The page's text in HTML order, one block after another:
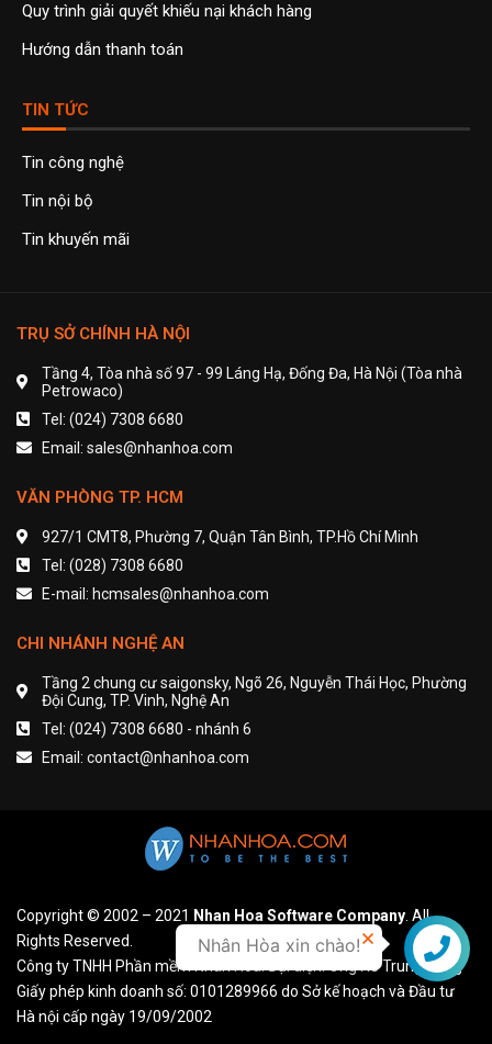
Quy trình giải quyết khiếu nại khách hàng
Hướng dẫn thanh toán
TIN TỨC
Tin công nghệ
Tin nội bộ
Tin khuyến mãi
TRỤ SỞ CHÍNH HÀ NỘI
Tầng 4, Tòa nhà số 97 - 99 Láng Hạ, Đống Đa, Hà Nội (Tòa nhà
Petrowaco)
Tel: (024) 7308 6680
Email: sales@nhanhoa.com
VĂN PHÒNG TP. HCM
927/1 CMT8, Phường 7, Quận Tân Bình, TP.Hồ Chí Minh
Tel: (028) 7308 6680
E-mail: hcmsales@nhanhoa.com
CHI NHÁNH NGHỆ AN
Tầng 2 chung cư saigonsky, Ngõ 26, Nguyễn Thái Học, Phường
Đội Cung, TP. Vinh, Nghệ An
Tel: (024) 7308 6680 - nhánh 6
Email: contact@nhanhoa.com
Copyright © 2002 – 2021 Nhan Hoa Software Company. All
Rights Reserved.
Công ty TNHH Phần mềm Nhân Hòa. Đại diện: Ông Hồ Trung Dũng
Giấy phép kinh doanh số: 0101289966 do Sở kế hoạch và Đầu tư
Hà nội cấp ngày 19/09/2002
Nhân Hòa xin chào!